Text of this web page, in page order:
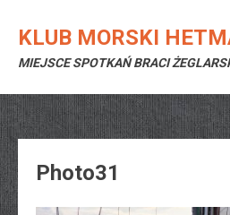
KLUB MORSKI
MIEJSCE SPOTKAŃ BRACI
Photo31